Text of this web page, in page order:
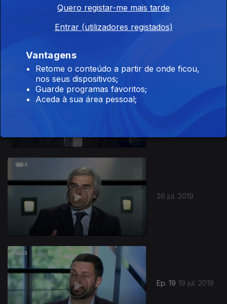
Ep. 22
27 set. 2019
26 jul. 2019
Ep. 19 19 jul. 2019
Quero registar-me mais tarde
Entrar (utilizadores registados)
Vantagens
Retome o conteúdo a partir de onde ficou,
nos seus dispositivos;
Guarde programas favoritos;
Aceda à sua área pessoal;